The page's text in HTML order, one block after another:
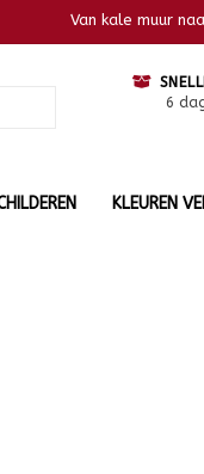
Van kale muur
6
KLEUREN